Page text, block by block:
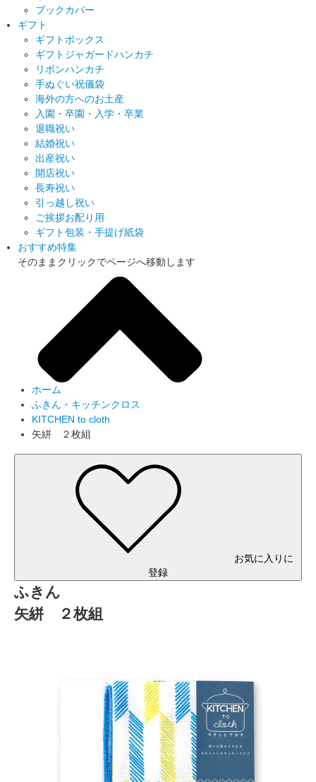
ブックカバー
ギフト
ギフトボックス
ギフトジャガードハンカチ
リボンハンカチ
手ぬぐい祝儀袋
海外の方へのお土産
入園・卒園・入学・卒業
退職祝い
結婚祝い
出産祝い
開店祝い
長寿祝い
引っ越し祝い
ご挨拶お配り用
ギフト包装・手提げ紙袋
おすすめ特集
そのままクリックでページへ移動します
ホーム
ふきん・キッチンクロス
KITCHEN to cloth
矢絣 ２枚組
お気に入りに
登録
ふきん
矢絣 ２枚組